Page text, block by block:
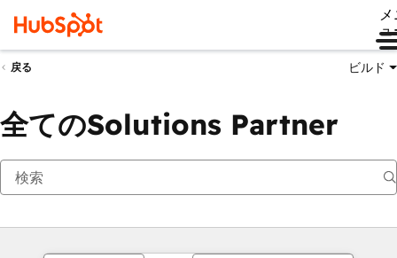
ュ
戻る ビルド
全てのSolutions Partner